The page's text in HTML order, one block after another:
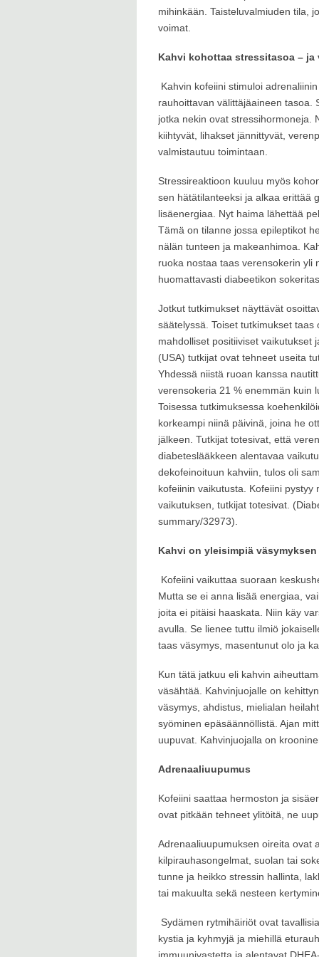
mihinkään. Taisteluvalmiuden tila,
voimat.
Kahvi kohottaa stressitasoa –
Kahvin kofeiini stimuloi
rauhoittavan välittäjäaineen tasoa.
jotka nekin ovat stressihormoneja.
kiihtyvät, lihakset jännittyvät,
valmistautuu toimintaan.
Stressireaktioon kuuluu myös
sen hätätilanteeksi ja alkaa erittää
lisäenergiaa. Nyt haima lähettää
Tämä on tilanne jossa epileptikot
nälän tunteen ja makeanhimoa.
ruoka nostaa taas verensokerin yli
huomattavasti diabeetikon
Jotkut tutkimukset näyttävät
säätelyssä. Toiset tutkimukset
mahdolliset positiiviset vaikutukset
(USA) tutkijat ovat tehneet useita
Yhdessä niistä ruoan kanssa
verensokeria 21 % enemmän kuin
Toisessa tutkimuksessa
korkeampi niinä päivinä, joina he
jälkeen. Tutkijat totesivat, että
diabeteslääkkeen alentavaa
dekofeinoituun kahviin, tulos oli
kofeiinin vaikutusta. Kofeiini
vaikutuksen, tutkijat totesivat.
summary/32973).
Kahvi on yleisimpiä
Kofeiini vaikuttaa suoraan
Mutta se ei anna lisää energiaa,
joita ei pitäisi haaskata. Niin käy
avulla. Se lienee tuttu ilmiö
taas väsymys, masentunut olo ja
Kun tätä jatkuu eli kahvin
väsähtää. Kahvinjuojalle on
väsymys, ahdistus, mielialan
syöminen epäsäännöllistä. Ajan
uupuvat. Kahvinjuojalla on
Adrenaaliuupumus
Kofeiini saattaa hermoston ja
ovat pitkään tehneet ylitöitä, ne
Adrenaaliuupumuksen oireita ovat
kilpirauhasongelmat, suolan tai
tunne ja heikko stressin hallinta,
tai makuulta sekä nesteen
Sydämen rytmihäiriöt ovat
kystia ja kyhmyjä ja miehillä